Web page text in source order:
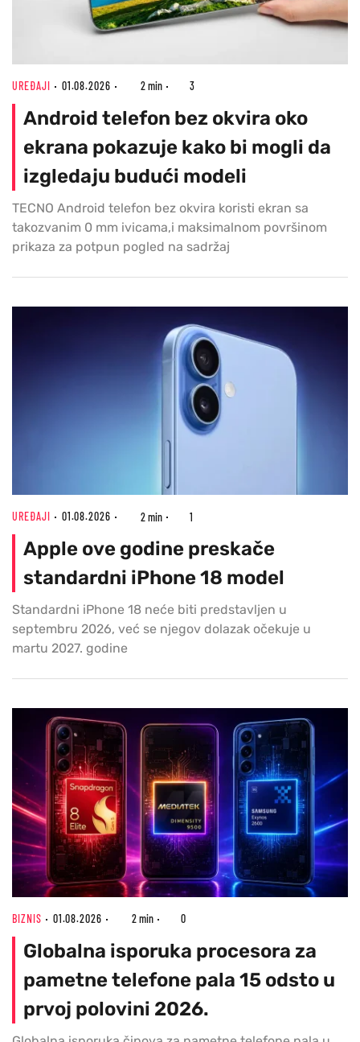
UREĐAJI 01.08.2026 2 min 3
Android telefon bez okvira oko
ekrana pokazuje kako bi mogli da
izgledaju budući modeli
TECNO Android telefon bez okvira koristi ekran sa
takozvanim 0 mm ivicama,i maksimalnom površinom
prikaza za potpun pogled na sadržaj
UREĐAJI 01.08.2026 2 min 1
Apple ove godine preskače
standardni iPhone 18 model
Standardni iPhone 18 neće biti predstavljen u
septembru 2026, već se njegov dolazak očekuje u
martu 2027. godine
BIZNIS 01.08.2026 2 min 0
Globalna isporuka procesora za
pametne telefone pala 15 odsto u
prvoj polovini 2026.